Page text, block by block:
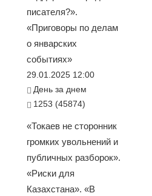
писателя?».
«Приговоры по делам
о январских
событиях»
29.01.2025 12:00
День за днем
1253 (45874)
«Токаев не сторонник
громких увольнений и
публичных разборок».
«Риски для
Казахстана». «В